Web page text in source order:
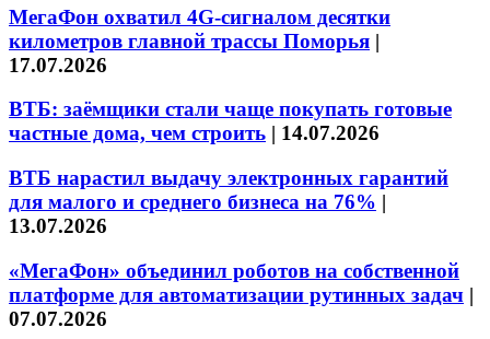
МегаФон охватил 4G-сигналом десятки
километров главной трассы Поморья |
17.07.2026
ВТБ: заёмщики стали чаще покупать готовые
частные дома, чем строить | 14.07.2026
ВТБ нарастил выдачу электронных гарантий
для малого и среднего бизнеса на 76% |
13.07.2026
«МегаФон» объединил роботов на собственной
платформе для автоматизации рутинных задач |
07.07.2026